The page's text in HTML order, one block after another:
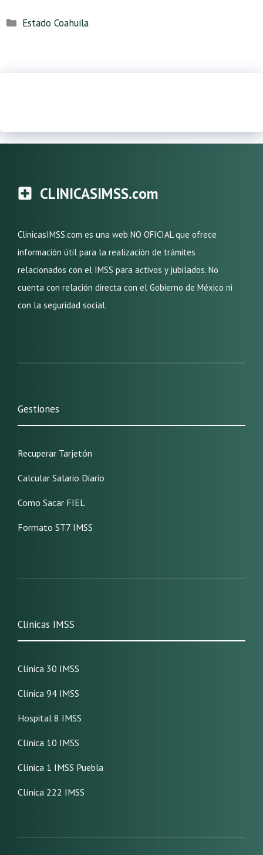
Categorías
Estado Coahuila
CLINICASIMSS.com
ClinicasIMSS.com es una web NO OFICIAL que ofrece
información útil para la realización de trámites
relacionados con el IMSS para activos y jubilados. No
cuenta con relación directa con el Gobierno de México ni
con la seguridad social.
Gestiones
Recuperar Tarjetón
Calcular Salario Diario
Como Sacar FIEL
Formato ST7 IMSS
Clínicas IMSS
Clínica 30 IMSS
Clínica 94 IMSS
Hospital 8 IMSS
Clínica 10 IMSS
Clínica 1 IMSS Puebla
Clínica 222 IMSS